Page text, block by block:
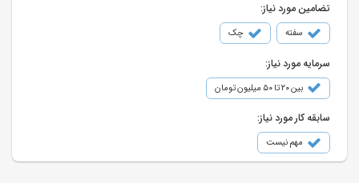
تضامین مورد نیاز:
سفته چک
سرمایه مورد نیاز:
بین ۲۰ تا ۵۰ میلیون تومان
سابقه کار مورد نیاز:
مهم نیست